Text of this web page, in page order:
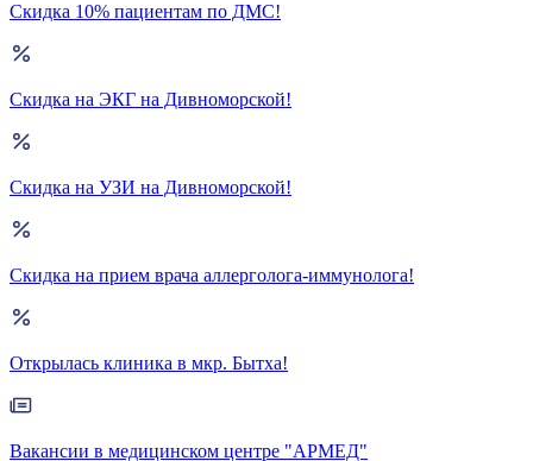
Скидка 10% пациентам по ДМС!
Скидка на ЭКГ на Дивноморской!
Скидка на УЗИ на Дивноморской!
Скидка на прием врача аллерголога-иммунолога!
Открылась клиника в мкр. Бытха!
Вакансии в медицинском центре "АРМЕД"